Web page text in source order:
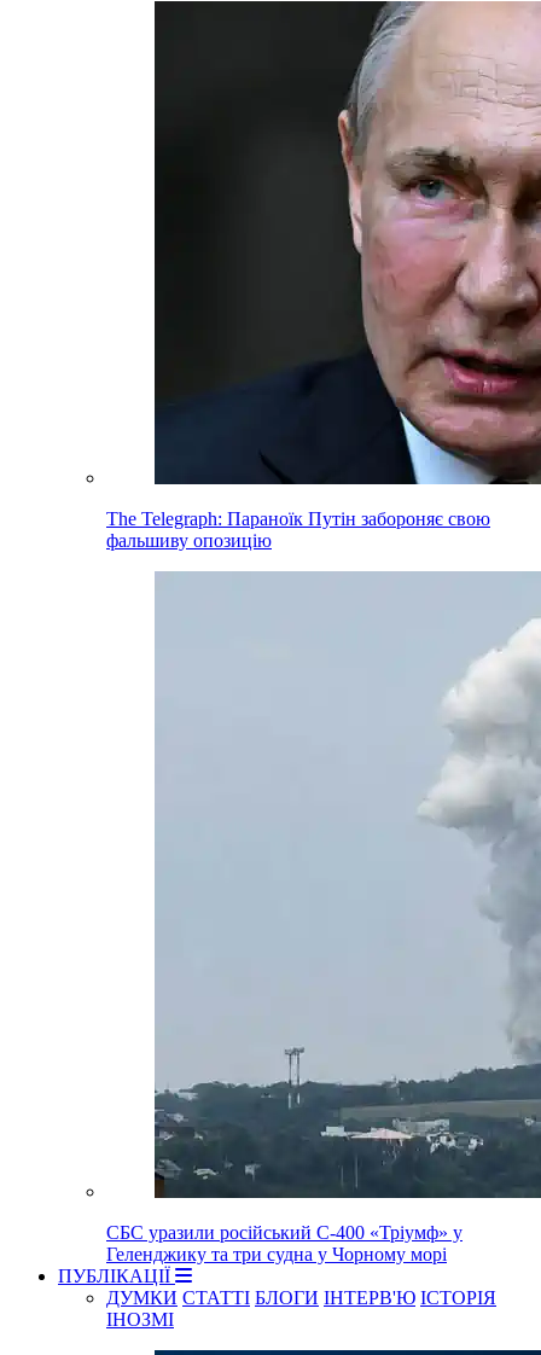
The Telegraph: Параноїк Путін забороняє свою
фальшиву опозицію
СБС уразили російський С-400 «Тріумф» у
Геленджику та три судна у Чорному морі
ПУБЛІКАЦІЇ
ДУМКИ СТАТТІ БЛОГИ ІНТЕРВ'Ю ІСТОРІЯ
ІНОЗМІ